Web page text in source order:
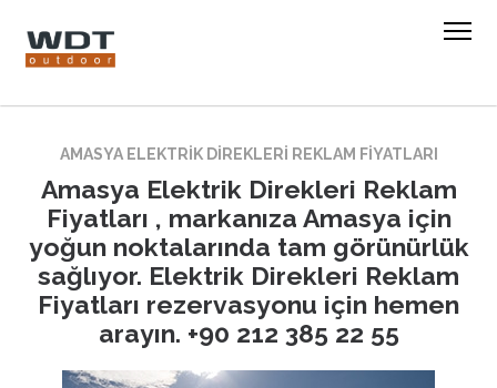
AMASYA ELEKTRIK DIREKLERI REKLAM FIYATLARI
Amasya Elektrik Direkleri Reklam
Fiyatları , markanıza Amasya için
yoğun noktalarında tam görünürlük
sağlıyor. Elektrik Direkleri Reklam
Fiyatları rezervasyonu için hemen
arayın. +90 212 385 22 55